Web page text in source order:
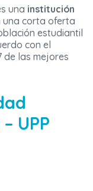
una institución
una corta oferta
estudiantil
con el
de las mejores
UPP